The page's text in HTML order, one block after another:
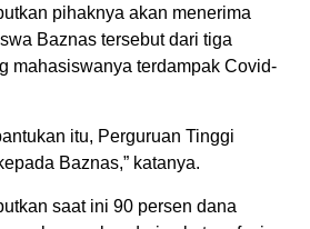
pihaknya akan menerima
Baznas tersebut dari tiga
mahasiswanya terdampak Covid-
itu, Perguruan Tinggi
Baznas,” katanya.
saat ini 90 persen dana